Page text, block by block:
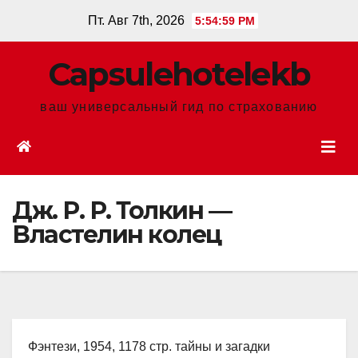
Пт. Авг 7th, 2026 5:55:00 PM
Сapsulehotelekb
ваш универсальный гид по страхованию
Дж. Р. Р. Толкин —
Властелин колец
Фэнтези, 1954, 1178 стр. тайны и загадки